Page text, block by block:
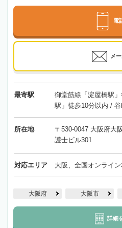
電
メ
最寄駅
御堂筋線「淀屋橋駅
駅」徒歩10分以内 /
所在地
〒530-0047 大阪府大
護士ビル301
対応エリア 大阪、全国オンライ
大阪府 大阪市
詳細